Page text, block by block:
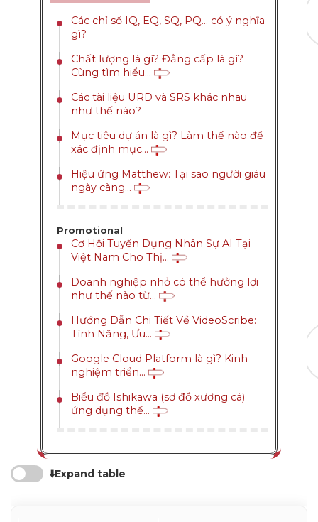
Các chỉ số IQ, EQ, SQ, PQ... có ý nghĩa
gì?
Chất lượng là gì? Đẳng cấp là gì?
Cùng tìm hiểu...
Các tài liệu URD và SRS khác nhau
như thế nào?
Mục tiêu dự án là gì? Làm thế nào để
xác định mục...
Hiệu ứng Matthew: Tại sao người giàu
ngày càng...
Promotional
Cơ Hội Tuyển Dụng Nhân Sự AI Tại
Việt Nam Cho Thị...
Doanh nghiệp nhỏ có thể hưởng lợi
như thế nào từ...
Hướng Dẫn Chi Tiết Về VideoScribe:
Tính Năng, Ưu...
Google Cloud Platform là gì? Kinh
nghiệm triển...
Biểu đồ Ishikawa (sơ đồ xương cá)
ứng dụng thế...
⬇️Expand table